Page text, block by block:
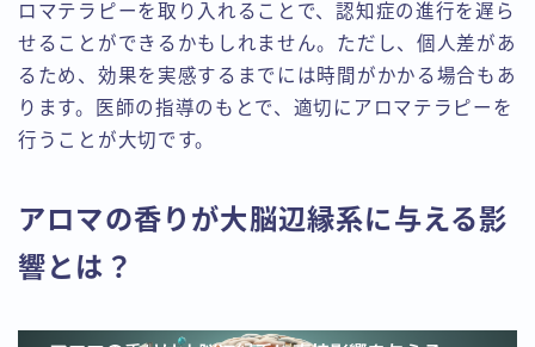
ロマテラピーを取り入れることで、認知症の進行を遅ら
せることができるかもしれません。ただし、個人差があ
るため、効果を実感するまでには時間がかかる場合もあ
ります。医師の指導のもとで、適切にアロマテラピーを
行うことが大切です。
アロマの香りが大脳辺縁系に与える影
響とは？